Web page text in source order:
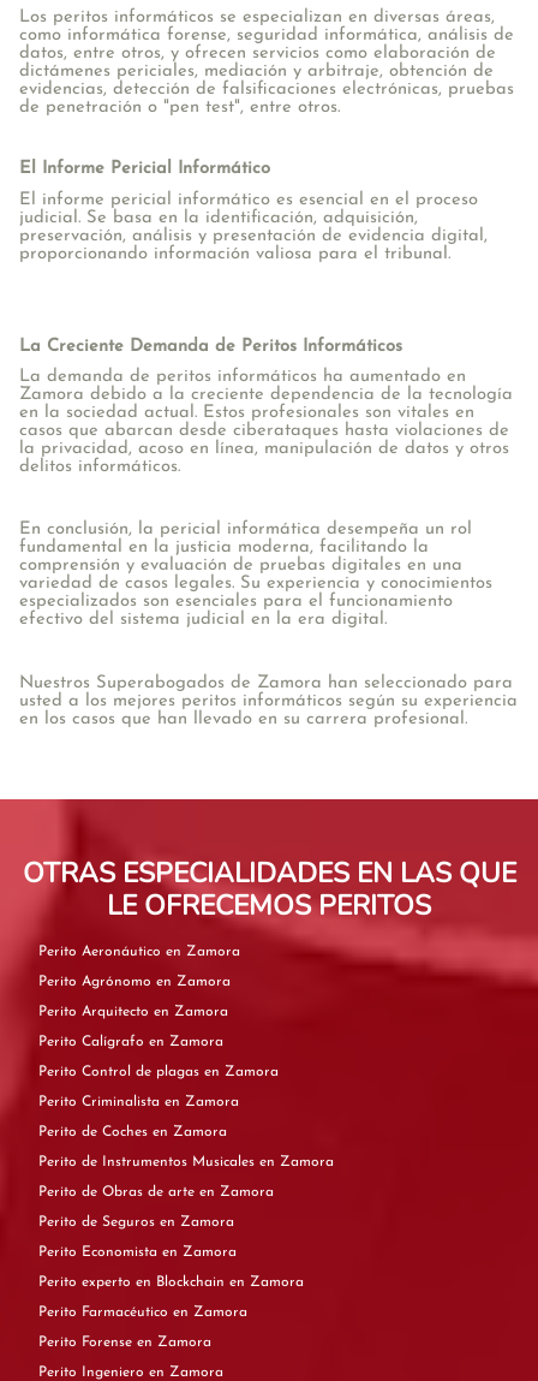
Los peritos informáticos se especializan en diversas áreas,
como informática forense, seguridad informática, análisis de
datos, entre otros, y ofrecen servicios como elaboración de
dictámenes periciales, mediación y arbitraje, obtención de
evidencias, detección de falsificaciones electrónicas, pruebas
de penetración o "pen test", entre otros.
El Informe Pericial Informático
El informe pericial informático es esencial en el proceso
judicial. Se basa en la identificación, adquisición,
preservación, análisis y presentación de evidencia digital,
proporcionando información valiosa para el tribunal.
La Creciente Demanda de Peritos Informáticos
La demanda de peritos informáticos ha aumentado en
Zamora debido a la creciente dependencia de la tecnología
en la sociedad actual. Estos profesionales son vitales en
casos que abarcan desde ciberataques hasta violaciones de
la privacidad, acoso en línea, manipulación de datos y otros
delitos informáticos.
En conclusión, la pericial informática desempeña un rol
fundamental en la justicia moderna, facilitando la
comprensión y evaluación de pruebas digitales en una
variedad de casos legales. Su experiencia y conocimientos
especializados son esenciales para el funcionamiento
efectivo del sistema judicial en la era digital.
Nuestros Superabogados de Zamora han seleccionado para
usted a los mejores peritos informáticos según su experiencia
en los casos que han llevado en su carrera profesional.
OTRAS ESPECIALIDADES EN LAS QUE
LE OFRECEMOS PERITOS
Perito Aeronáutico en Zamora
Perito Agrónomo en Zamora
Perito Arquitecto en Zamora
Perito Calígrafo en Zamora
Perito Control de plagas en Zamora
Perito Criminalista en Zamora
Perito de Coches en Zamora
Perito de Instrumentos Musicales en Zamora
Perito de Obras de arte en Zamora
Perito de Seguros en Zamora
Perito Economista en Zamora
Perito experto en Blockchain en Zamora
Perito Farmacéutico en Zamora
Perito Forense en Zamora
Perito Ingeniero en Zamora